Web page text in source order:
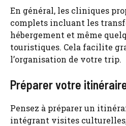
En général, les cliniques
complets incluant les
hébergement et même
touristiques. Cela facilite
l’organisation de votre trip.
Préparer votre
Pensez à préparer un
intégrant visites